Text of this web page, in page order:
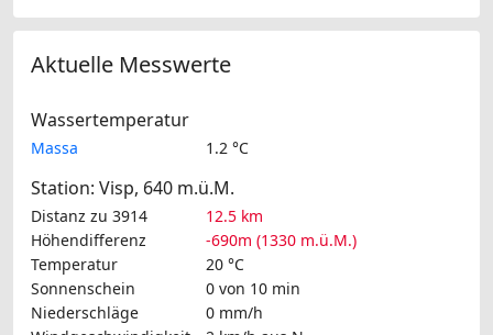
Aktuelle Messwerte
Wassertemperatur
Massa 1.2 °C
Station: Visp, 640 m.ü.M.
Distanz zu 3914
12.5 km
Höhendifferenz
-690m (1330 m.ü.M.)
Temperatur
20 °C
Sonnenschein
0 von 10 min
Niederschläge
0 mm/h